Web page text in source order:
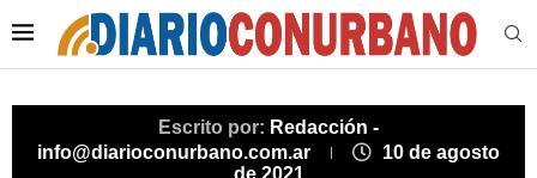
Escrito por: Redacción -
info@diarioconurbano.com.ar
10 de agosto